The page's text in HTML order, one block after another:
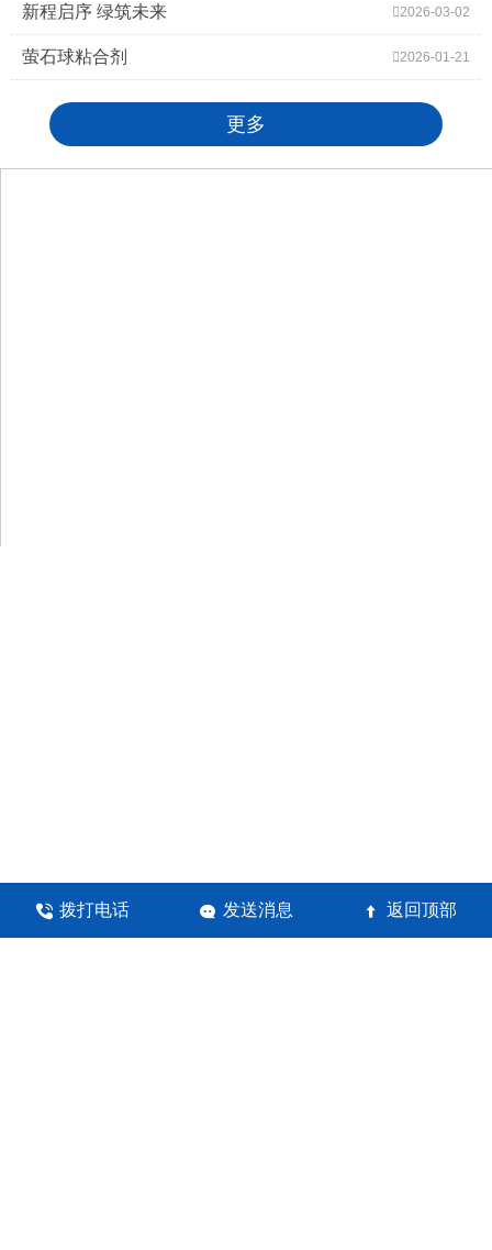
2026-03-02
新程启序 绿筑未来
2026-01-21
萤石球粘合剂
更多
 拨打电话  发送消息  返回顶部